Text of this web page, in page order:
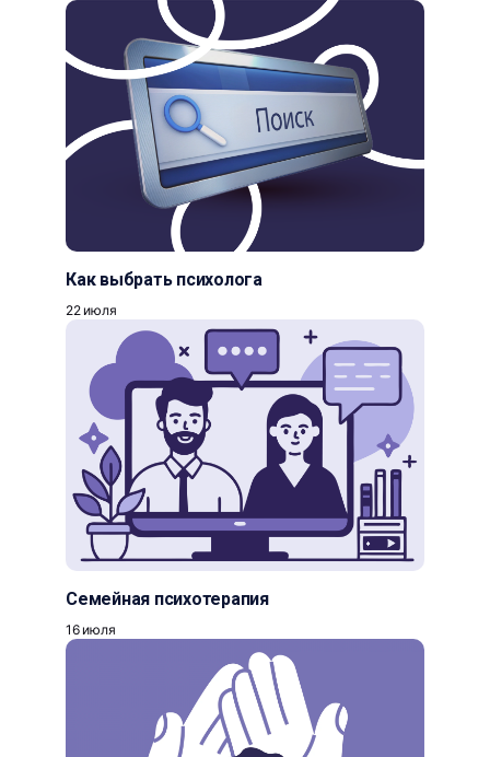
Как выбрать психолога
22 июля
Семейная психотерапия
16 июля